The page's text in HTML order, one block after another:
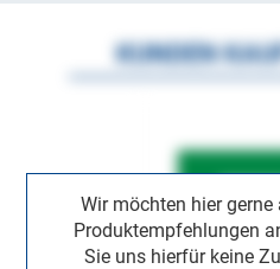
Wir möchten hier
Produktempfehlungen
Sie uns hierfür keine
KUNDEN